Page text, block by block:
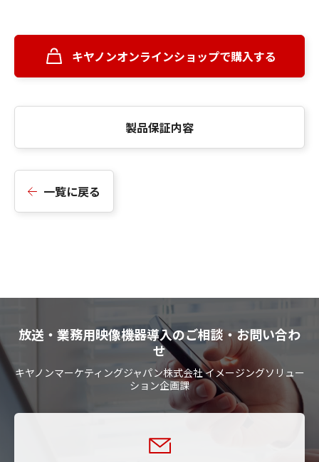
キヤノンオンラインショップで購入する
製品保証内容
一覧に戻る
放送・業務用映像機器導入のご相談・お問い合わ
せ
キヤノンマーケティングジャパン株式会社 イメージングソリュー
ション企画課